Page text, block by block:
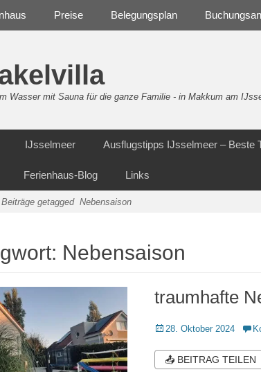
Preise Belegungsplan
Wasser mit Sauna für die ganze Familie - in Makkum am
IJsselmeer Ausflugstipps IJsselmeer – Beste
Ferienhaus-Blog Links
Beiträge getagged Nebensaison
Nebensaison
traumhafte
Veröffentlicht
28. Oktober 2024
📤 BEITRAG TEILEN